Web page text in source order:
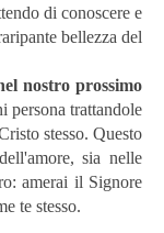
di conoscere e
bellezza del
nostro prossimo
persona trattandole
stesso. Questo
sia nelle
amerai il Signore
te stesso.